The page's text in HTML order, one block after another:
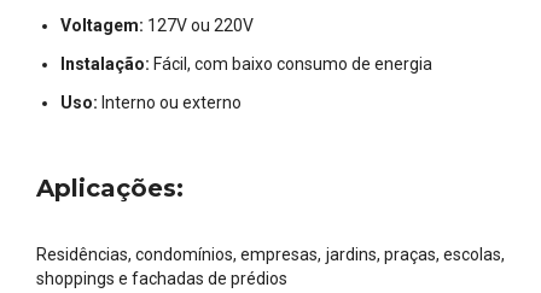
Voltagem: 127V ou 220V
Instalação: Fácil, com baixo consumo de energia
Uso: Interno ou externo
Aplicações:
Residências, condomínios, empresas, jardins, praças, escolas,
shoppings e fachadas de prédios